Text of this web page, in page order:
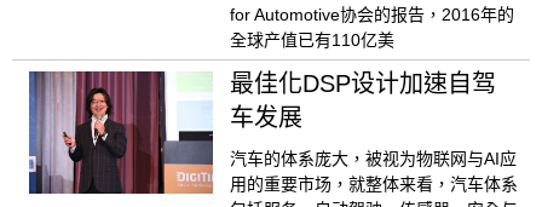
for Automotive协会的报告，2016年的
全球产值已有110亿美
最佳化DSP设计加速自驾
车发展
汽车的体系庞大，被视为物联网与AI应
用的重要市场，就整体来看，汽车体系